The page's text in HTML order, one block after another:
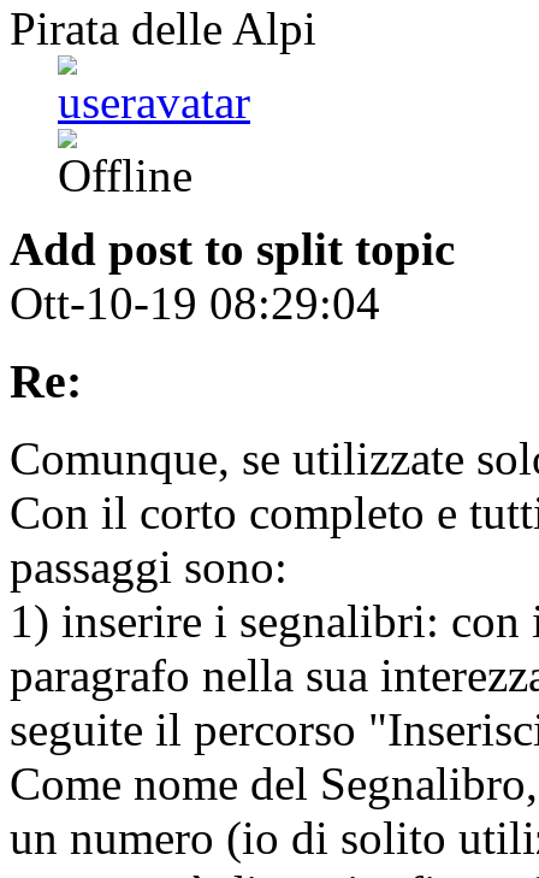
Pirata delle Alpi
Add post to split topic
Ott-10-19 08:29:04
Re:
Comunque, se utilizzate
Con il corto completo e
passaggi sono:
1) inserire i segnalibri: con
paragrafo nella sua
seguite il percorso
Come nome del
un numero (io di solito